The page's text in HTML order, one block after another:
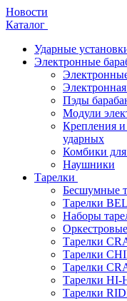
Новости
Каталог
Ударные
Электронные
Пэды
Модули
Крепления
ударных
Комбики для
Наушники
Тарелки
Бесшумные
Тарелки
Наборы
Тарелки
Тарелки
Тарелки
Тарелки HI-
Тарелки